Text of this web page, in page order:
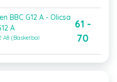
BBC G12 A - Olicsa
A
A8 (Basketbal
61 -
70